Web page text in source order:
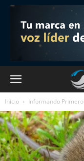
Inicio Informando Primero